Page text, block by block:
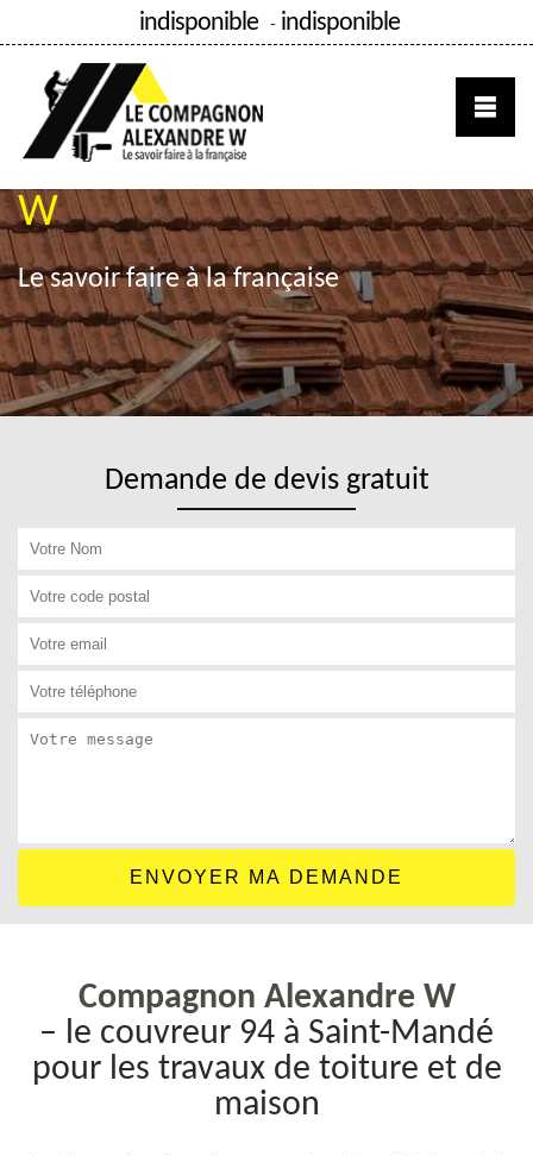
indisponible - indisponible
COMPAGNON ALEXANDRE
W
Le savoir faire à la française
Demande de devis gratuit
Compagnon Alexandre W
– le couvreur 94 à Saint-Mandé
pour les travaux de toiture et de
maison